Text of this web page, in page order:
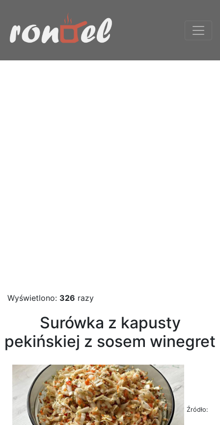
Wyświetlono: 326 razy
Surówka z kapusty
pekińskiej z sosem winegret
Źródło: